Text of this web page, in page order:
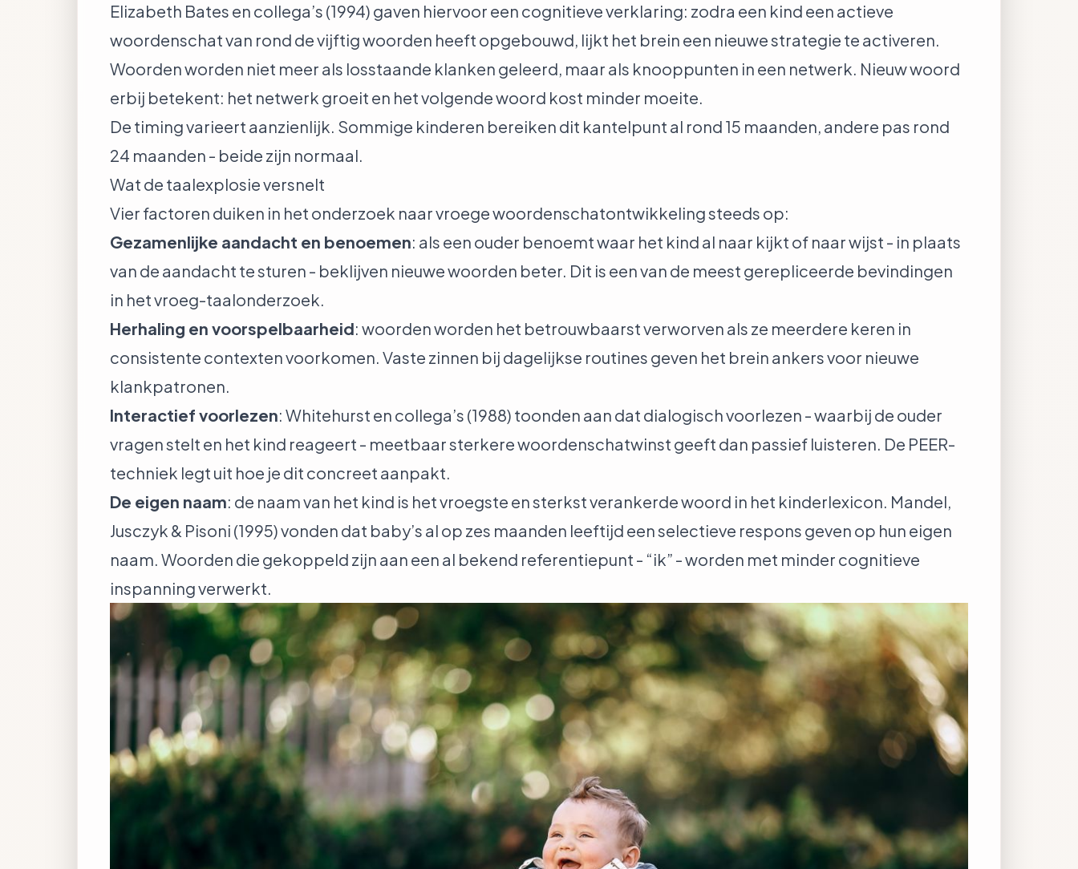
Elizabeth Bates en collega’s (1994) gaven hiervoor een cognitieve verklaring: zodra een kind een actieve
woordenschat van rond de vijftig woorden heeft opgebouwd, lijkt het brein een nieuwe strategie te activeren.
Woorden worden niet meer als losstaande klanken geleerd, maar als knooppunten in een netwerk. Nieuw woord
erbij betekent: het netwerk groeit en het volgende woord kost minder moeite.
De timing varieert aanzienlijk. Sommige kinderen bereiken dit kantelpunt al rond 15 maanden, andere pas rond
24 maanden - beide zijn normaal.
Wat de taalexplosie versnelt
Vier factoren duiken in het onderzoek naar vroege woordenschatontwikkeling steeds op:
Gezamenlijke aandacht en benoemen: als een ouder benoemt waar het kind al naar kijkt of naar wijst - in plaats
van de aandacht te sturen - beklijven nieuwe woorden beter. Dit is een van de meest gerepliceerde bevindingen
in het vroeg-taalonderzoek.
Herhaling en voorspelbaarheid: woorden worden het betrouwbaarst verworven als ze meerdere keren in
consistente contexten voorkomen. Vaste zinnen bij dagelijkse routines geven het brein ankers voor nieuwe
klankpatronen.
Interactief voorlezen: Whitehurst en collega’s (1988) toonden aan dat dialogisch voorlezen - waarbij de ouder
vragen stelt en het kind reageert - meetbaar sterkere woordenschatwinst geeft dan passief luisteren. De PEER-
techniek legt uit hoe je dit concreet aanpakt.
De eigen naam: de naam van het kind is het vroegste en sterkst verankerde woord in het kinderlexicon. Mandel,
Jusczyk & Pisoni (1995) vonden dat baby’s al op zes maanden leeftijd een selectieve respons geven op hun eigen
naam. Woorden die gekoppeld zijn aan een al bekend referentiepunt - “ik” - worden met minder cognitieve
inspanning verwerkt.